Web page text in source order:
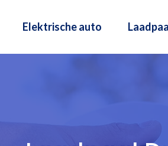
Elektrische auto